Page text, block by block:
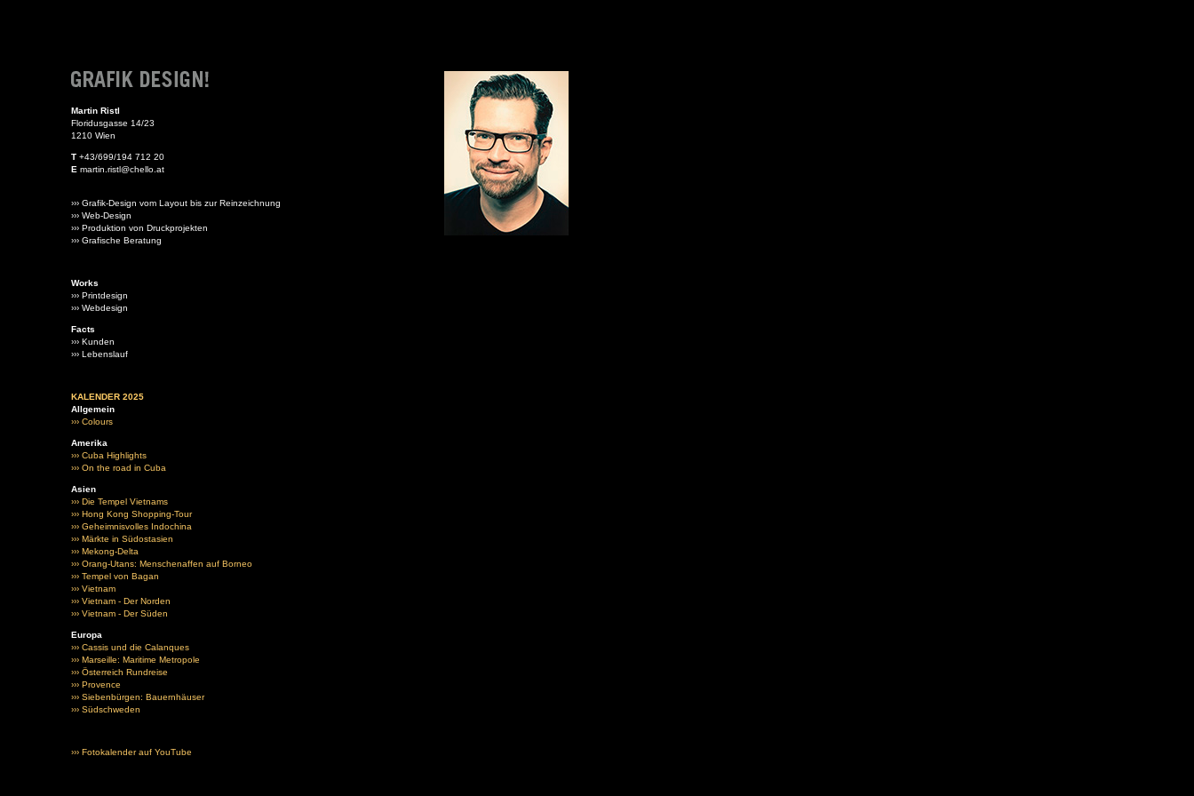
Martin Ristl
Floridusgasse 14/23
1210 Wien
T +43/699/194 712 20
E martin.ristl@chello.at
››› Grafik-Design vom Layout bis zur Reinzeichnung
››› Web-Design
››› Produktion von Druckprojekten
››› Grafische Beratung
Works
››› Printdesign
››› Webdesign
Facts
››› Kunden
››› Lebenslauf
KALENDER 2025
Allgemein
››› Colours
Amerika
››› Cuba Highlights
››› On the road in Cuba
Asien
››› Die Tempel Vietnams
››› Hong Kong Shopping-Tour
››› Geheimnisvolles Indochina
››› Märkte in Südostasien
››› Mekong-Delta
››› Orang-Utans: Menschenaffen auf Borneo
››› Tempel von Bagan
››› Vietnam
››› Vietnam - Der Norden
››› Vietnam - Der Süden
Europa
››› Cassis und die Calanques
››› Marseille: Maritime Metropole
››› Österreich Rundreise
››› Provence
››› Siebenbürgen: Bauernhäuser
››› Südschweden
››› Fotokalender auf YouTube